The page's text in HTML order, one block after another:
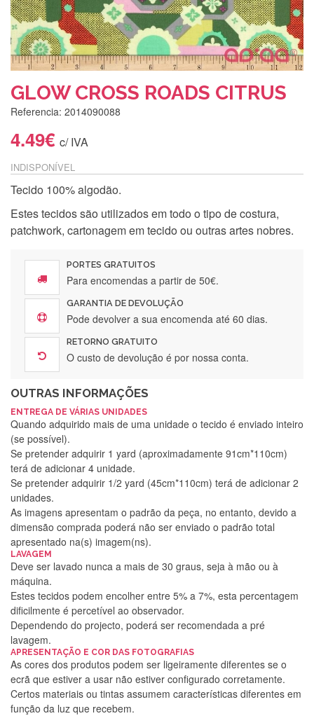
GLOW CROSS ROADS CITRUS
Referencia: 2014090088
4.49€ c/ IVA
INDISPONÍVEL
Tecido 100% algodão.
Estes tecidos são utilizados em todo o tipo de costura,
patchwork, cartonagem em tecido ou outras artes nobres.
PORTES GRATUITOS
Para encomendas a partir de 50€.
GARANTIA DE DEVOLUÇÃO
Pode devolver a sua encomenda até 60 dias.
RETORNO GRATUITO
O custo de devolução é por nossa conta.
OUTRAS INFORMAÇÕES
ENTREGA DE VÁRIAS UNIDADES
Quando adquirido mais de uma unidade o tecido é enviado inteiro
(se possível).
Se pretender adquirir 1 yard (aproximadamente 91cm*110cm)
terá de adicionar 4 unidade.
Se pretender adquirir 1/2 yard (45cm*110cm) terá de adicionar 2
unidades.
As imagens apresentam o padrão da peça, no entanto, devido a
dimensão comprada poderá não ser enviado o padrão total
apresentado na(s) imagem(ns).
LAVAGEM
Deve ser lavado nunca a mais de 30 graus, seja à mão ou à
máquina.
Estes tecidos podem encolher entre 5% a 7%, esta percentagem
dificilmente é percetível ao observador.
Dependendo do projecto, poderá ser recomendada a pré
lavagem.
APRESENTAÇÃO E COR DAS FOTOGRAFIAS
As cores dos produtos podem ser ligeiramente diferentes se o
ecrã que estiver a usar não estiver configurado corretamente.
Certos materiais ou tintas assumem características diferentes em
função da luz que recebem.
Silvia Lopes
Encomenda direitinha. Rapidez e segurança. Volto a
encomendar.